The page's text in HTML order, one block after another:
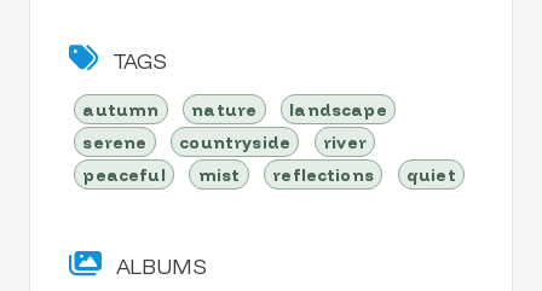
TAGS
autumn nature
landscape
serene
countryside
river
peaceful
mist reflections quiet
ALBUMS